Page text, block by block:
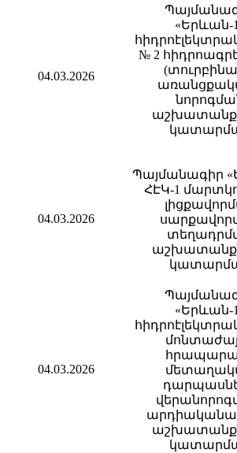
04.03.2026
«Երևան-
№ 2
04.03.2026
Պայմանագիր
ՀԷԿ-1
04.03.2026
«Երևան-